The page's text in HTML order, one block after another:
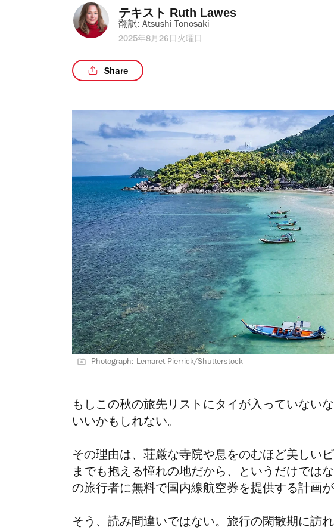
テキスト Ruth Lawes
翻訳: Atsushi Tonosaki
2025年8月26日火曜日
Share
Photograph: Lemaret Pierrick/Shutterstock
もしこの秋の旅先リストにタイが入っていない
いいかもしれない。
その理由は、荘厳な寺院や息をのむほど美しい
までも抱える憧れの地だから、というだけでは
の旅行者に無料で国内線航空券を提供する計画が
そう、読み間違いではない。旅行の閑散期に訪